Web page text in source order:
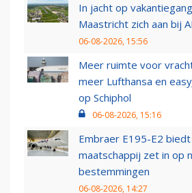
In jacht op
Maastricht zich aan bij
06-08-2026, 15:56
Meer ruimte voor
meer Lufthansa en
op Schiphol
06-08-2026, 15:16
Embraer E195-E2 biedt
maatschappij zet in op
bestemmingen
06-08-2026, 14:27